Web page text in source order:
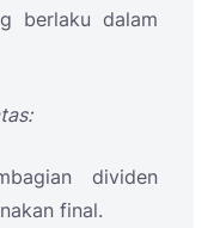
berlaku dalam
dividen
final.